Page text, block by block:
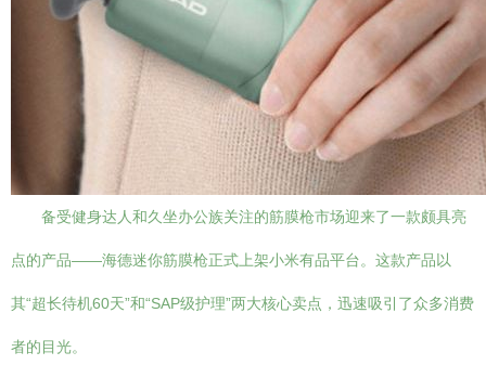
备受健身达人和久坐办公族关注的筋膜枪市场迎来了一款颇具亮
点的产品——海德迷你筋膜枪正式上架小米有品平台。这款产品以
其“超长待机60天”和“SAP级护理”两大核心卖点，迅速吸引了众多消费
者的目光。